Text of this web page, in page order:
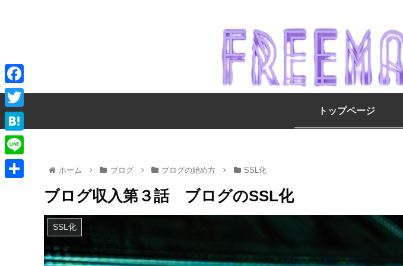
トップページ
ホーム ブログ ブログの始め方 SSL化
ブログ収入第３話 ブログのSSL化
SSL化
F
a
c
e
b
T
w
i
t
H
a
t
L